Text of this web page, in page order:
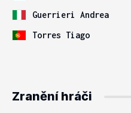
Guerrieri Andrea
Torres Tiago
Zranění hráči